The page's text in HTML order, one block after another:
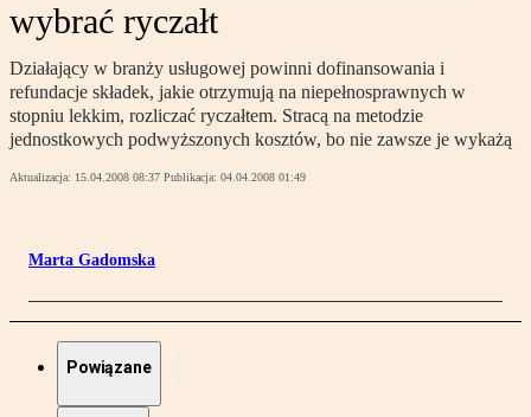
wybrać ryczałt
Działający w branży usługowej powinni dofinansowania i
refundacje składek, jakie otrzymują na niepełnosprawnych w
stopniu lekkim, rozliczać ryczałtem. Stracą na metodzie
jednostkowych podwyższonych kosztów, bo nie zawsze je wykażą
Aktualizacja: 15.04.2008 08:37 Publikacja: 04.04.2008 01:49
Marta Gadomska
Powiązane